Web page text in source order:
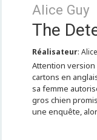
Alice Guy
The
Réalisateur:
Attention
cartons en
sa femme
gros chien
une enquête,